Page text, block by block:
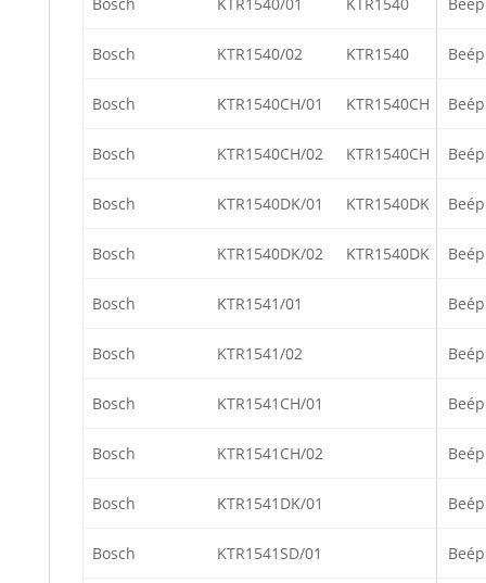
Bosch KTR1540/02 KTR1540
Bosch KTR1540CH/01 KTR1540CH
Bosch KTR1540CH/02 KTR1540CH
Bosch KTR1540DK/01 KTR1540DK
Bosch KTR1540DK/02 KTR1540DK
Bosch KTR1541/01
Bosch KTR1541/02
Bosch KTR1541CH/01
Bosch KTR1541CH/02
Bosch KTR1541DK/01
Bosch KTR1541SD/01